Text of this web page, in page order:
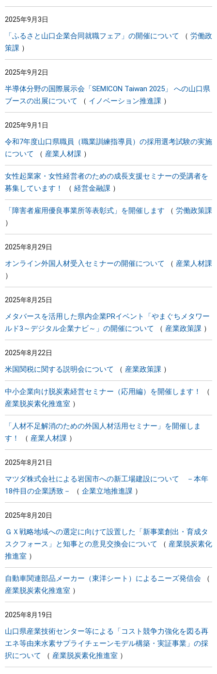
2025年9月3日
「ふるさと山口企業合同就職フェア」の開催について
労働政
策課
2025年9月2日
半導体分野の国際展示会「SEMICON Taiwan 2025」 への山口県
ブースの出展について
イノベーション推進課
2025年9月1日
令和7年度山口県職員（職業訓練指導員）の採用選考試験の実施
について
産業人材課
女性起業家・女性経営者のための成長支援セミナーの受講者を
募集しています！
経営金融課
「障害者雇用優良事業所等表彰式」を開催します 労働政策課
2025年8月29日
オンライン外国人材受入セミナーの開催について 産業人材課
2025年8月25日
メタバースを活用した県内企業PRイベント「やまぐちメタワー
ルド3～デジタル企業ナビ～」の開催について
産業政策課
2025年8月22日
米国関税に関する説明会について 産業政策課
中小企業向け脱炭素経営セミナー（応用編）を開催します！
産業脱炭素化推進室
「人材不足解消のための外国人材活用セミナー」を開催しま
す！
産業人材課
2025年8月21日
マツダ株式会社による岩国市への新工場建設について －本年
18件目の企業誘致－
企業立地推進課
2025年8月20日
ＧＸ戦略地域への選定に向けて設置した「新事業創出・育成タ
スクフォース」と知事との意見交換会について
産業脱炭素化
推進室
自動車関連部品メーカー（東洋シート）によるニーズ発信会
産業脱炭素化推進室
2025年8月19日
山口県産業技術センター等による「コスト競争力強化を図る再
エネ等由来水素サプライチェーンモデル構築・実証事業」の採
択について
産業脱炭素化推進室